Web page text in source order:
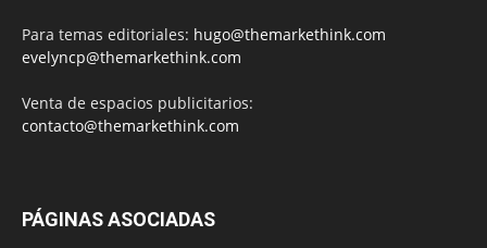
Para temas editoriales: hugo@themarkethink.com
evelyncp@themarkethink.com
Venta de espacios publicitarios:
contacto@themarkethink.com
PÁGINAS ASOCIADAS